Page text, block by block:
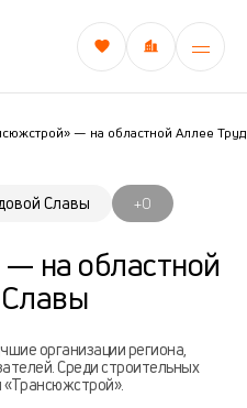
— на областной Аллее
на областной
Славы +0
организации региона,
Среди строительных
«Трансюжстрой».